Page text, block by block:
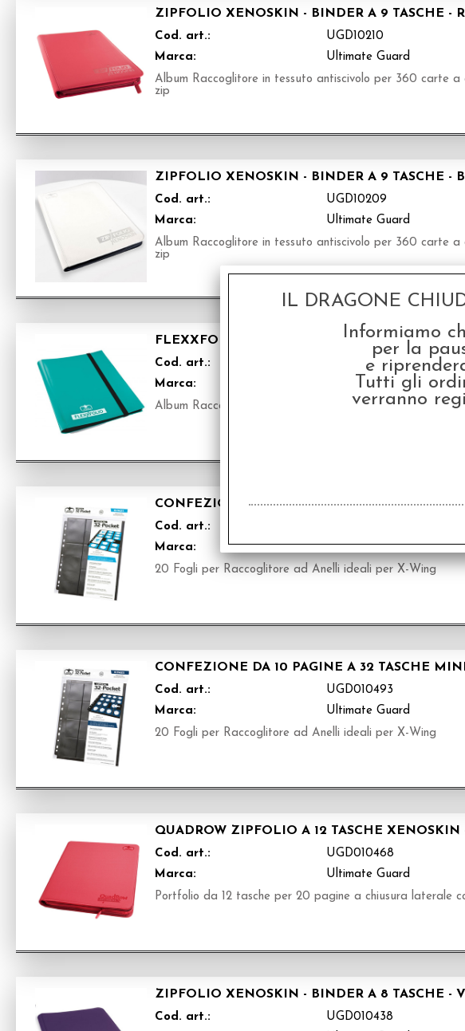
ZIPFOLIO XENOSKIN - BINDER A 9 TASCHE -
Cod. art.:
UGD10210
Marca:
Ultimate Guard
Album Raccoglitore in tessuto antiscivolo per 360 carte a
zip
ZIPFOLIO XENOSKIN - BINDER A 9 TASCHE -
Cod. art.:
UGD10209
Marca:
Ultimate Guard
Album Raccoglitore in tessuto antiscivolo per 360 carte a
zip
FLEXXFOLIO - BINDER A 4 TASCHE -
Cod. art.:
UGD10166
Marca:
Ultimate Guard
Album Raccoglitore per 160 carte
CONFEZIONE DA 10 PAGINE A 32 TASCHE
Cod. art.:
Marca:
Ultimate Guard
20 Fogli per Raccoglitore ad Anelli ideali per X-Wing
CONFEZIONE DA 10 PAGINE A 32 TASCHE
Cod. art.:
UGD010493
Marca:
Ultimate Guard
20 Fogli per Raccoglitore ad Anelli ideali per X-Wing
QUADROW ZIPFOLIO A 12 TASCHE XENOSKIN
Cod. art.:
UGD010468
Marca:
Ultimate Guard
Portfolio da 12 tasche per 20 pagine a chiusura laterale
ZIPFOLIO XENOSKIN - BINDER A 8 TASCHE -
Cod. art.:
UGD010438
IL DRAGONE
Informiamo
per la
e
Tutti gli
verranno